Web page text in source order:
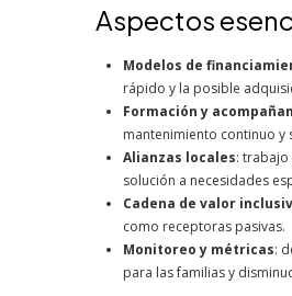
Aspectos
Modelos de
rápido y la posible
Formación y
mantenimiento continuo y
Alianzas locales:
solución a necesidades
Cadena de valor
como receptoras pasivas.
Monitoreo y métricas:
para las familias y